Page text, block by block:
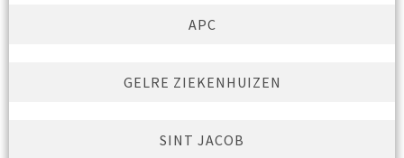
APC
GELRE ZIEKENHUIZEN
SINT JACOB